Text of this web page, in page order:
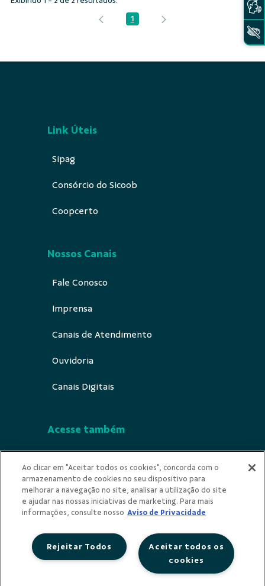
Página
1
Link Úteis
Sipag
Consórcio do Sicoob
Coopcerto
Nossos Canais
Fale Conosco
Imprensa
Canais de Atendimento
Ouvidoria
Canais Digitais
Acesse também
Indícios de Ilicitude
Privacidade
Ao clicar em "Aceitar todos os cookies", concorda com o
armazenamento de cookies no seu dispositivo para
melhorar a navegação no site, analisar a utilização do site
e ajudar nas nossas iniciativas de marketing. Para mais
informações, consulte nosso Aviso de Privacidade
Aceitar todos os
cookies
Rejeitar Todos